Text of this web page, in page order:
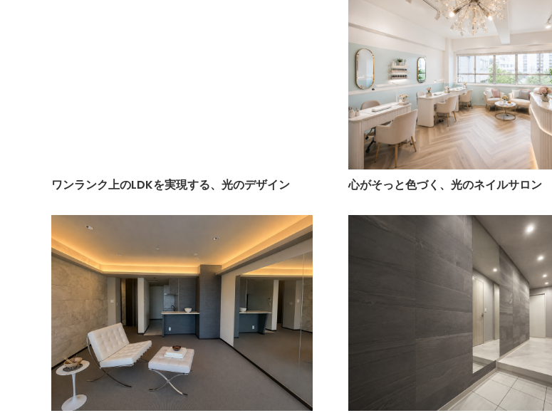
ワンランク上のLDKを実現する、光のデザイン 心がそっと色づく、光のネイルサロン